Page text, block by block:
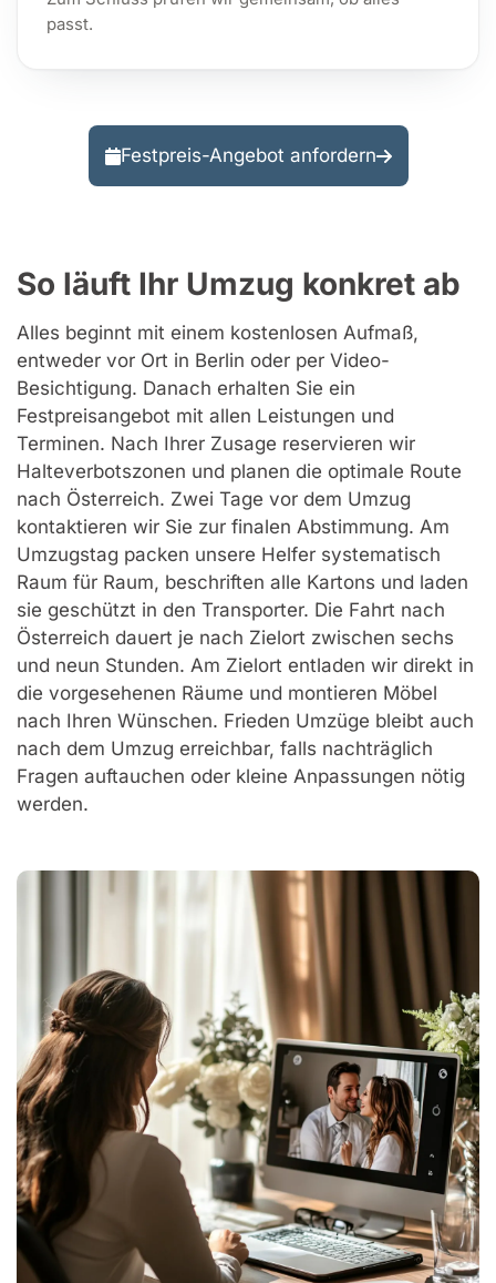
passt.
Festpreis-Angebot anfordern
So läuft Ihr Umzug konkret ab
Alles beginnt mit einem kostenlosen Aufmaß,
entweder vor Ort in Berlin oder per Video-
Besichtigung. Danach erhalten Sie ein
Festpreisangebot mit allen Leistungen und
Terminen. Nach Ihrer Zusage reservieren wir
Halteverbotszonen und planen die optimale Route
nach Österreich. Zwei Tage vor dem Umzug
kontaktieren wir Sie zur finalen Abstimmung. Am
Umzugstag packen unsere Helfer systematisch
Raum für Raum, beschriften alle Kartons und laden
sie geschützt in den Transporter. Die Fahrt nach
Österreich dauert je nach Zielort zwischen sechs
und neun Stunden. Am Zielort entladen wir direkt in
die vorgesehenen Räume und montieren Möbel
nach Ihren Wünschen. Frieden Umzüge bleibt auch
nach dem Umzug erreichbar, falls nachträglich
Fragen auftauchen oder kleine Anpassungen nötig
werden.